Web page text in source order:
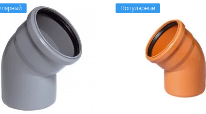
Популярный